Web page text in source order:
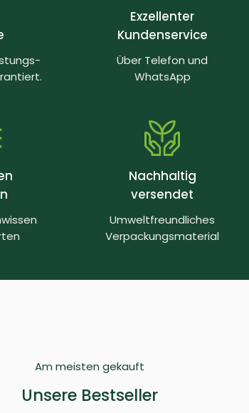
Exzellenter
Kundenservice
Über Telefon und
WhatsApp
Nachhaltig
versendet
Umweltfreundliches
Verpackungsmaterial
Am meisten gekauft
Unsere Bestseller